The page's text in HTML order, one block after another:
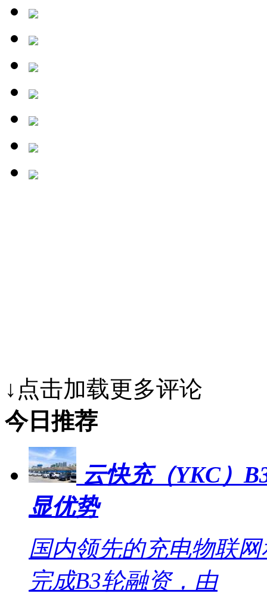
↓点击加载更多评论
今日推荐
云快充（YKC）
显优势
国内领先的充电物联
完成B3轮融资，由